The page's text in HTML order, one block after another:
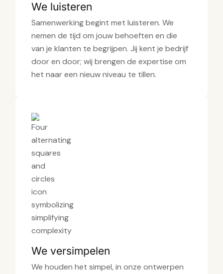
We luisteren
Samenwerking begint met luisteren. We
nemen de tijd om jouw behoeften en die
van je klanten te begrijpen. Jij kent je bedrijf
door en door; wij brengen de expertise om
het naar een nieuw niveau te tillen.
We versimpelen
We houden het simpel, in onze ontwerpen